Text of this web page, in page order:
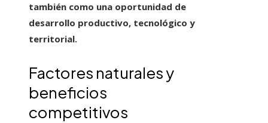
también como una oportunidad de
desarrollo productivo, tecnológico y
territorial.
Factores naturales y
beneficios
competitivos